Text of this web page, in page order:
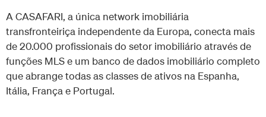
A CASAFARI, a única network imobiliária
transfronteiriça independente da Europa, conecta mais
de 20.000 profissionais do setor imobiliário através de
funções MLS e um banco de dados imobiliário completo
que abrange todas as classes de ativos na Espanha,
Itália, França e Portugal.